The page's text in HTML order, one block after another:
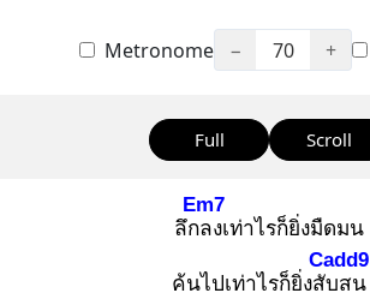
Metronome − 70 +
Full Scroll
ลึกล
Em7
งเท่าไรก็ยิ่งมืดมน
ค้นไปเท่าไรก็ยิ่งสับ
Cadd9
สน